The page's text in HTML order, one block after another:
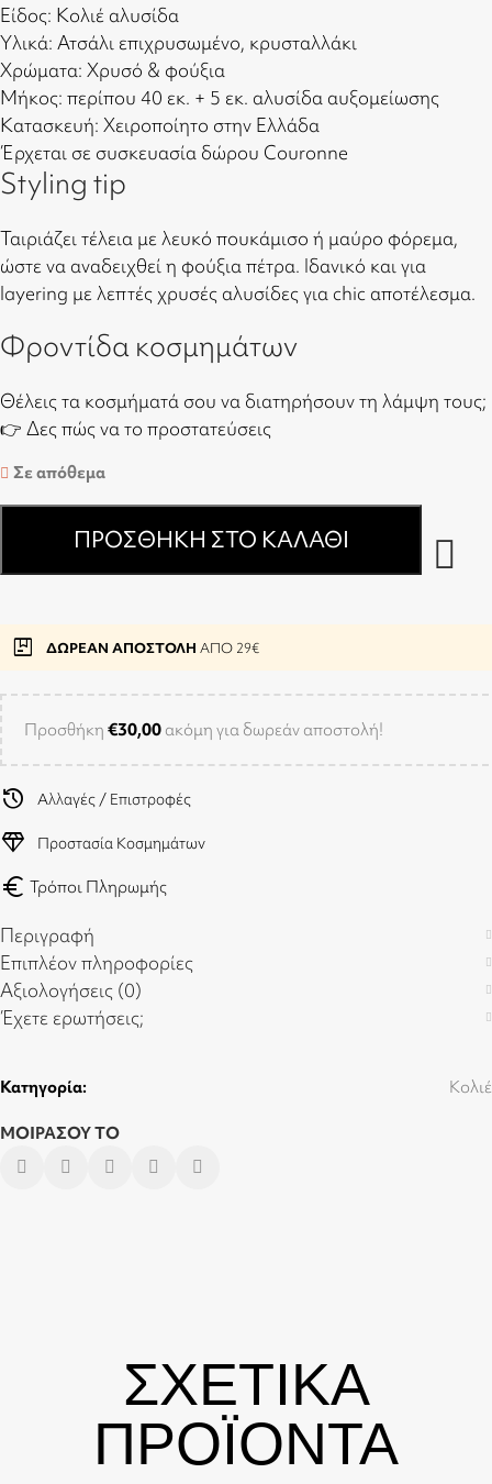
Είδος: Κολιέ αλυσίδα
Υλικά: Ατσάλι επιχρυσωμένο, κρυσταλλάκι
Χρώματα: Χρυσό & φούξια
Μήκος: περίπου 40 εκ. + 5 εκ. αλυσίδα αυξομείωσης
Κατασκευή: Χειροποίητο στην Ελλάδα
Έρχεται σε συσκευασία δώρου Couronne
Styling tip
Ταιριάζει τέλεια με λευκό πουκάμισο ή μαύρο φόρεμα,
ώστε να αναδειχθεί η φούξια πέτρα. Ιδανικό και για
layering με λεπτές χρυσές αλυσίδες για chic αποτέλεσμα.
Φροντίδα κοσμημάτων
Θέλεις τα κοσμήματά σου να διατηρήσουν τη λάμψη τους;
👉 Δες πώς να το προστατεύσεις
Σε απόθεμα
ΠΡΟΣΘΉΚΗ ΣΤΟ ΚΑΛΆΘΙ
package ΔΩΡΕΑΝ ΑΠΟΣΤΟΛΗ ΑΠΟ 29€
Προσθήκη €30,00 ακόμη για δωρεάν αποστολή!
history Αλλαγές / Επιστροφές
diamond Προστασία Κοσμημάτων
euro Τρόποι Πληρωμής
Περιγραφή
Επιπλέον πληροφορίες
Αξιολογήσεις (0)
Έχετε ερωτήσεις;
Κατηγορία: Κολιέ
ΜΟΙΡΑΣΟΥ ΤΟ
ΣΧΕΤΙΚΑ
ΠΡΟΪΟΝΤΑ